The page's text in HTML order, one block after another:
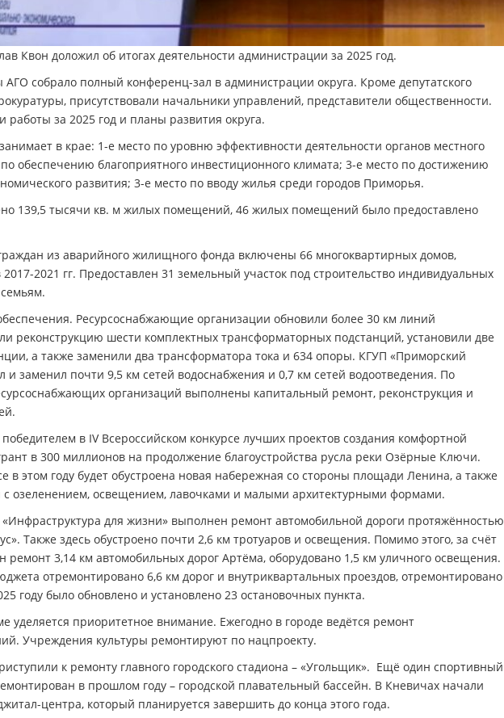
Квон доложил об итогах деятельности администрации за 2025 год.
собрало полный конференц-зал в администрации округа. Кроме депутатского
присутствовали начальники управлений, представители общественности.
работы за 2025 год и планы развития округа.
в крае: 1-е место по уровню эффективности деятельности органов местного
обеспечению благоприятного инвестиционного климата; 3-е место по достижению
развития; 3-е место по вводу жилья среди городов Приморья.
139,5 тысячи кв. м жилых помещений, 46 жилых помещений было предоставлено
из аварийного жилищного фонда включены 66 многоквартирных домов,
2021 гг. Предоставлен 31 земельный участок под строительство индивидуальных
Ресурсоснабжающие организации обновили более 30 км линий
реконструкцию шести комплектных трансформаторных подстанций, установили две
а также заменили два трансформатора тока и 634 опоры. КГУП «Приморский
и заменил почти 9,5 км сетей водоснабжения и 0,7 км сетей водоотведения. По
организаций выполнены капитальный ремонт, реконструкция и
в IV Всероссийском конкурсе лучших проектов создания комфортной
в 300 миллионов на продолжение благоустройства русла реки Озёрные Ключи.
в этом году будет обустроена новая набережная со стороны площади Ленина, а также
озеленением, освещением, лавочками и малыми архитектурными формами.
для жизни» выполнен ремонт автомобильной дороги протяжённостью
Также здесь обустроено почти 2,6 км тротуаров и освещения. Помимо этого, за счёт
ремонт 3,14 км автомобильных дорог Артёма, оборудовано 1,5 км уличного освещения.
отремонтировано 6,6 км дорог и внутриквартальных проездов, отремонтировано
году было обновлено и установлено 23 остановочных пункта.
уделяется приоритетное внимание. Ежегодно в городе ведётся ремонт
Учреждения культуры ремонтируют по нацпроекту.
к ремонту главного городского стадиона – «Угольщик». Ещё один спортивный
в прошлом году – городской плавательный бассейн. В Кневичах начали
центра, который планируется завершить до конца этого года.